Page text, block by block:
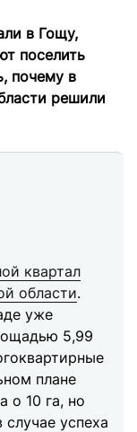
в Гощу,
поселить
почему в
решили
квартал
области.
уже
5,99
плане
о 10 га, но
успеха